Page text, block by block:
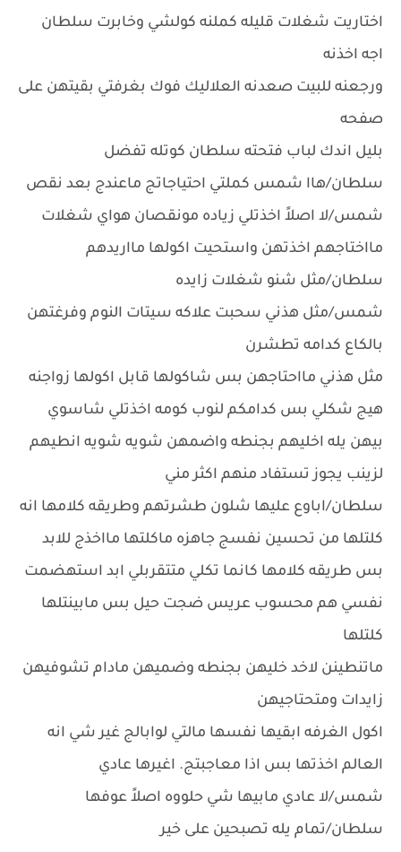
اختاريت شغلات قليله كملنه كولشي وخابرت سلطان
اجه اخذنه
ورجعنه للبيت صعدنه العلاليك فوك بغرفتي بقيتهن على
صفحه
بليل اندك لباب فتحته سلطان كوتله تفضل
سلطان/هاا شمس كملتي احتياجاتج ماعندج بعد نقص
شمس/لا اصلاً اخذتلي زياده مونقصان هواي شغلات
مااختاجهم اخذتهن واستحيت اكولها مااريدهم
سلطان/مثل شنو شغلات زايده
شمس/مثل هذني سحبت علاكه سيتات النوم وفرغتهن
بالكاع كدامه تطشرن
مثل هذني مااحتاجهن بس شاكولها قابل اكولها زواجنه
هيج شكلي بس كدامكم لنوب كومه اخذتلي شاسوي
بيهن يله اخليهم بجنطه واضمهن شويه شويه انطيهم
لزينب يجوز تستفاد منهم اكثر مني
سلطان/اباوع عليها شلون طشرتهم وطريقه كلامها انه
كلتلها من تحسين نفسج جاهزه ماكلتها مااخذج للابد
بس طريقه كلامها كانما تكلي متتقربلي ابد استهضمت
نفسي هم محسوب عريس ضجت حيل بس مابينتلها
كلتلها
ماتنطينن لاخد خليهن بجنطه وضميهن مادام تشوفيهن
زايدات ومتحتاجيهن
اكول الغرفه ابقيها نفسها مالتي لوابالج غير شي انه
العالم اخذتها بس اذا معاجبتج. اغيرها عادي
شمس/لا عادي مابيها شي حلووه اصلاً عوفها
سلطان/تمام يله تصبحين على خير